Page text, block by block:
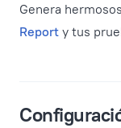
Genera
Report y tus